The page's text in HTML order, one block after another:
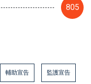
805
輔助宣告 監護宣告